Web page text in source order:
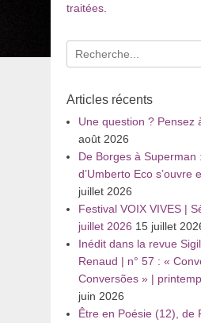
traitées
Recherche
pour
Articles récents
Une question ? Pensez
août 2026
De Borges à Superman
d’Umberto Eco s’ouvre
juillet 2026
Festival VOIX VIVES |
juillet 2026 15 juillet
Inédit dans la revue
Renaud | n° 57 : «
Conversões » |
juin 2026
Être en Poésie (12), de